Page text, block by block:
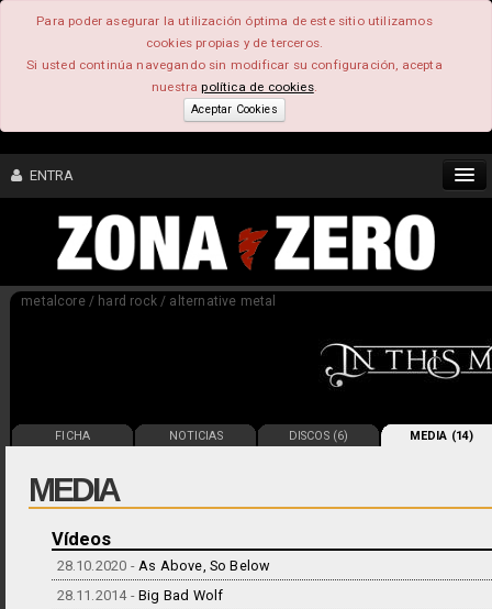
Para poder asegurar la utilización óptima de este sitio utilizamos
cookies propias y de terceros.
Si usted continúa navegando sin modificar su configuración, acepta
nuestrapolítica de cookies.
Aceptar Cookies
ENTRA
CONTENIDO
metalcore / hard rock / alternative metal
FICHA NOTICIAS DISCOS (6) MEDIA (14)
MEDIA
Vídeos
28.10.2020 - As Above, So Below
28.11.2014 - Big Bad Wolf